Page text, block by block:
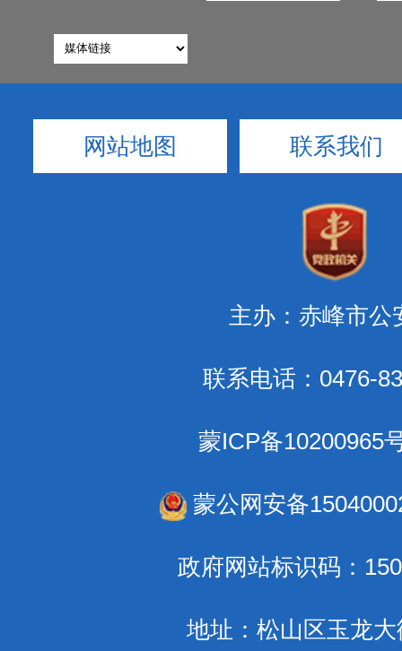
网站地图 联系我们
主办：赤峰市公
联系电话：0476-
蒙ICP备10200965
蒙公网安备
政府网站标识码：
地址：松山区玉龙